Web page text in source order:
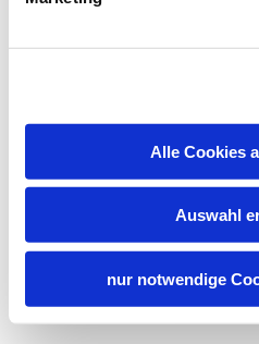
Alle Cookies
Auswahl
nur notwendige